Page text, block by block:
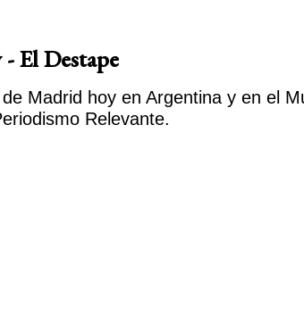
El Destape
Madrid hoy en Argentina y en el
Relevante.